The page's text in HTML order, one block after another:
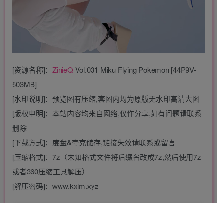
[资源名称]： ZinieQ Vol.031 Miku Flying Pokemon [44P9V-
503MB]
[水印说明]：预览图有压缩,套图内均为原版无水印高清大图
[版权申明]：本站内容均来自网络,仅作分享,如有问题请联系
删除
[下载方式]：度盘&夸克储存,链接失效请联系或留言
[压缩格式]：7z（未知格式文件将后缀名改成7z,然后使用7z
或者360压缩工具解压）
[解压密码]：www.kxlm.xyz